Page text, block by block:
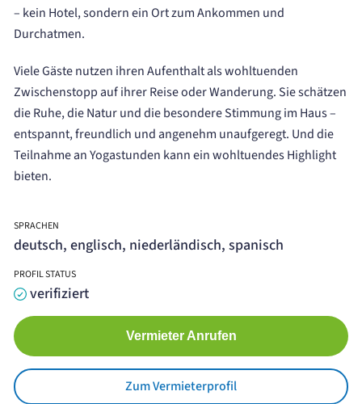
– kein Hotel, sondern ein Ort zum Ankommen und
Durchatmen.
Viele Gäste nutzen ihren Aufenthalt als wohltuenden
Zwischenstopp auf ihrer Reise oder Wanderung. Sie schätzen
die Ruhe, die Natur und die besondere Stimmung im Haus –
entspannt, freundlich und angenehm unaufgeregt. Und die
Teilnahme an Yogastunden kann ein wohltuendes Highlight
bieten.
SPRACHEN
deutsch, englisch, niederländisch, spanisch
verifiziert
PROFIL STATUS
Vermieter Anrufen
Zum Vermieterprofil